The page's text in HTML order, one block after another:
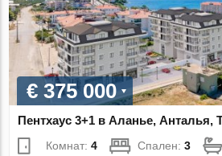
€ 375 000
Пентхаус 3+1 в Аланье, Анталья,
Комнат:4 Спален:3